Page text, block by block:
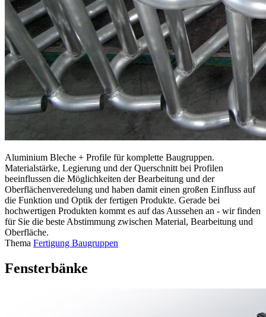
Aluminium Bleche + Profile für komplette Baugruppen.
Materialstärke, Legierung und der Querschnitt bei Profilen
beeinflussen die Möglichkeiten der Bearbeitung und der
Oberflächenveredelung und haben damit einen großen Einfluss auf
die Funktion und Optik der fertigen Produkte. Gerade bei
hochwertigen Produkten kommt es auf das Aussehen an - wir finden
für Sie die beste Abstimmung zwischen Material, Bearbeitung und
Oberfläche.
Thema Fertigung Baugruppen
Fensterbänke